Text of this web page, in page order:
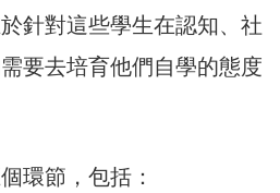
針對這些學生在認知、社
要去培育他們自學的態度
環節，包括：